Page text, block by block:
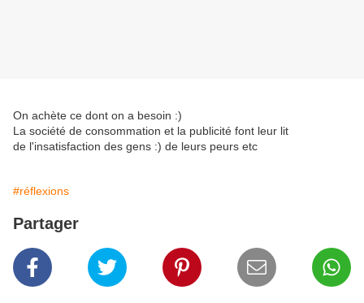
On achète ce dont on a besoin :)
La société de consommation et la publicité font leur lit
de l'insatisfaction des gens :) de leurs peurs etc
#réflexions
Partager